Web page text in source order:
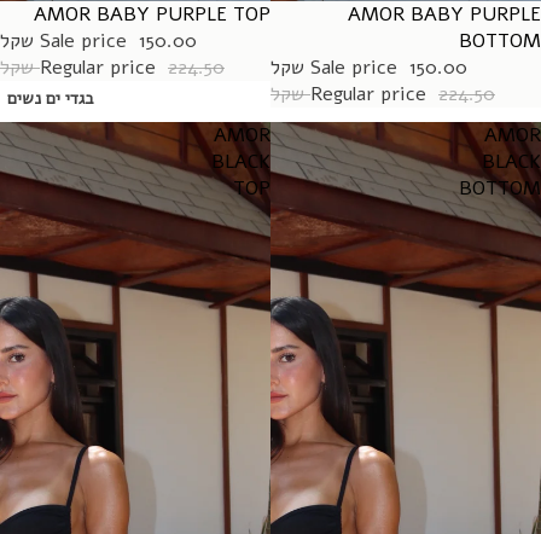
בגדי ים נשים
SALE
AMOR BABY PURPLE
BOTTOM
Sale price 150.00 שקל
Regular price 224.50 שקל
SALE
AMOR BABY PURPLE TOP
Sale price 150.00 שקל
Regular price 224.50 שקל
AMOR
BLACK
BOTTOM
AMOR
BLACK
TOP